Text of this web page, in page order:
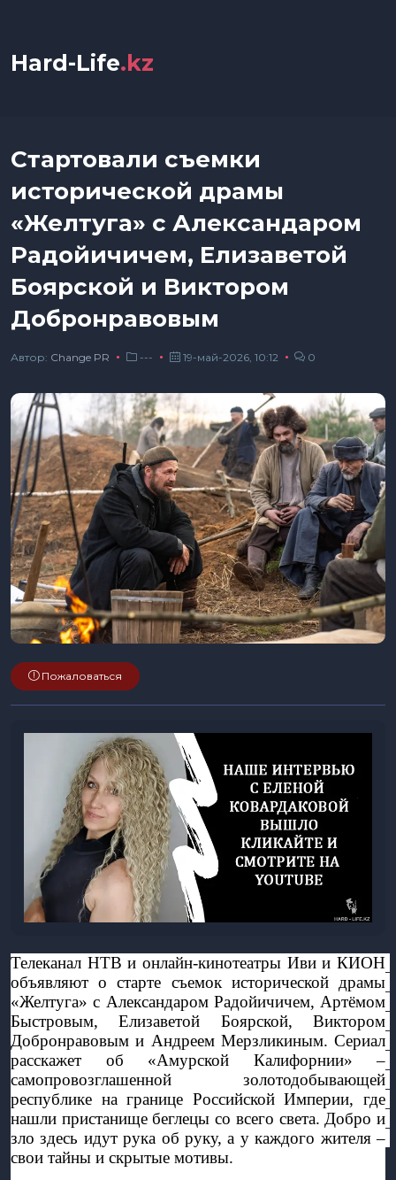
Hard-Life.kz
Стартовали съемки
исторической драмы
«Желтуга» с Александаром
Радойичичем, Елизаветой
Боярской и Виктором
Добронравовым
Автор: Сhange PR --- 19-май-2026, 10:12 0
Пожаловаться
Телеканал НТВ и онлайн-кинотеатры Иви и КИОН
объявляют о старте съемок исторической драмы
«Желтуга» с Александаром Радойичичем, Артёмом
Быстровым, Елизаветой Боярской, Виктором
Добронравовым и Андреем Мерзликиным. Сериал
расскажет об «Амурской Калифорнии» –
самопровозглашенной золотодобывающей
республике на границе Российской Империи, где
нашли пристанище беглецы со всего света. Добро и
зло здесь идут рука об руку, а у каждого жителя –
свои тайны и скрытые мотивы.